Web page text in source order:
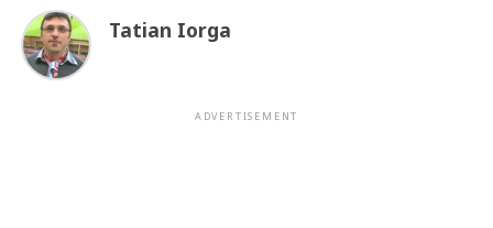
Tatian Iorga
ADVERTISEMENT